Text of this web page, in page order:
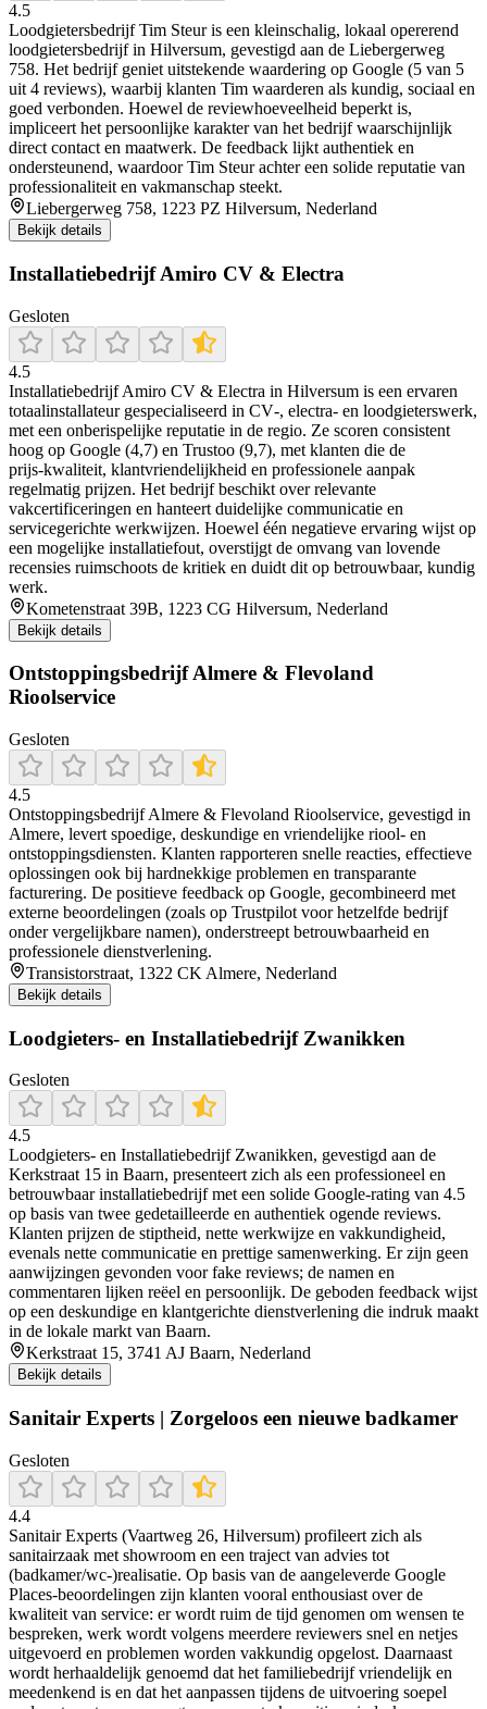
4.5
Loodgietersbedrijf Tim Steur is een kleinschalig, lokaal opererend
loodgietersbedrijf in Hilversum, gevestigd aan de Liebergerweg
758. Het bedrijf geniet uitstekende waardering op Google (5 van 5
uit 4 reviews), waarbij klanten Tim waarderen als kundig, sociaal en
goed verbonden. Hoewel de reviewhoeveelheid beperkt is,
impliceert het persoonlijke karakter van het bedrijf waarschijnlijk
direct contact en maatwerk. De feedback lijkt authentiek en
ondersteunend, waardoor Tim Steur achter een solide reputatie van
professionaliteit en vakmanschap steekt.
Liebergerweg 758, 1223 PZ Hilversum, Nederland
Bekijk details
Installatiebedrijf Amiro CV & Electra
Gesloten
4.5
Installatiebedrijf Amiro CV & Electra in Hilversum is een ervaren
totaalinstallateur gespecialiseerd in CV‑, electra‑ en loodgieterswerk,
met een onberispelijke reputatie in de regio. Ze scoren consistent
hoog op Google (4,7) en Trustoo (9,7), met klanten die de
prijs‑kwaliteit, klantvriendelijkheid en professionele aanpak
regelmatig prijzen. Het bedrijf beschikt over relevante
vakcertificeringen en hanteert duidelijke communicatie en
servicegerichte werkwijzen. Hoewel één negatieve ervaring wijst op
een mogelijke installatiefout, overstijgt de omvang van lovende
recensies ruimschoots de kritiek en duidt dit op betrouwbaar, kundig
werk.
Kometenstraat 39B, 1223 CG Hilversum, Nederland
Bekijk details
Ontstoppingsbedrijf Almere & Flevoland
Rioolservice
Gesloten
4.5
Ontstoppingsbedrijf Almere & Flevoland Rioolservice, gevestigd in
Almere, levert spoedige, deskundige en vriendelijke riool- en
ontstoppingsdiensten. Klanten rapporteren snelle reacties, effectieve
oplossingen ook bij hardnekkige problemen en transparante
facturering. De positieve feedback op Google, gecombineerd met
externe beoordelingen (zoals op Trustpilot voor hetzelfde bedrijf
onder vergelijkbare namen), onderstreept betrouwbaarheid en
professionele dienstverlening.
Transistorstraat, 1322 CK Almere, Nederland
Bekijk details
Loodgieters- en Installatiebedrijf Zwanikken
Gesloten
4.5
Loodgieters‑ en Installatiebedrijf Zwanikken, gevestigd aan de
Kerkstraat 15 in Baarn, presenteert zich als een professioneel en
betrouwbaar installatiebedrijf met een solide Google‑rating van 4.5
op basis van twee gedetailleerde en authentiek ogende reviews.
Klanten prijzen de stiptheid, nette werkwijze en vakkundigheid,
evenals nette communicatie en prettige samenwerking. Er zijn geen
aanwijzingen gevonden voor fake reviews; de namen en
commentaren lijken reëel en persoonlijk. De geboden feedback wijst
op een deskundige en klantgerichte dienstverlening die indruk maakt
in de lokale markt van Baarn.
Kerkstraat 15, 3741 AJ Baarn, Nederland
Bekijk details
Sanitair Experts | Zorgeloos een nieuwe badkamer
Gesloten
4.4
Sanitair Experts (Vaartweg 26, Hilversum) profileert zich als
sanitairzaak met showroom en een traject van advies tot
(badkamer/wc-)realisatie. Op basis van de aangeleverde Google
Places-beoordelingen zijn klanten vooral enthousiast over de
kwaliteit van service: er wordt ruim de tijd genomen om wensen te
bespreken, werk wordt volgens meerdere reviewers snel en netjes
uitgevoerd en problemen worden vakkundig opgelost. Daarnaast
wordt herhaaldelijk genoemd dat het familiebedrijf vriendelijk en
meedenkend is en dat het aanpassen tijdens de uitvoering soepel